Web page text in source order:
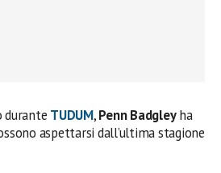
durante TUDUM,Penn Badgleyha
aspettarsi dall’ultima stagione